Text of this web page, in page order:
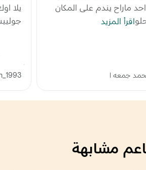
ماراح يندم على المكان
اقرأ المزيد
يلا
مشابهة